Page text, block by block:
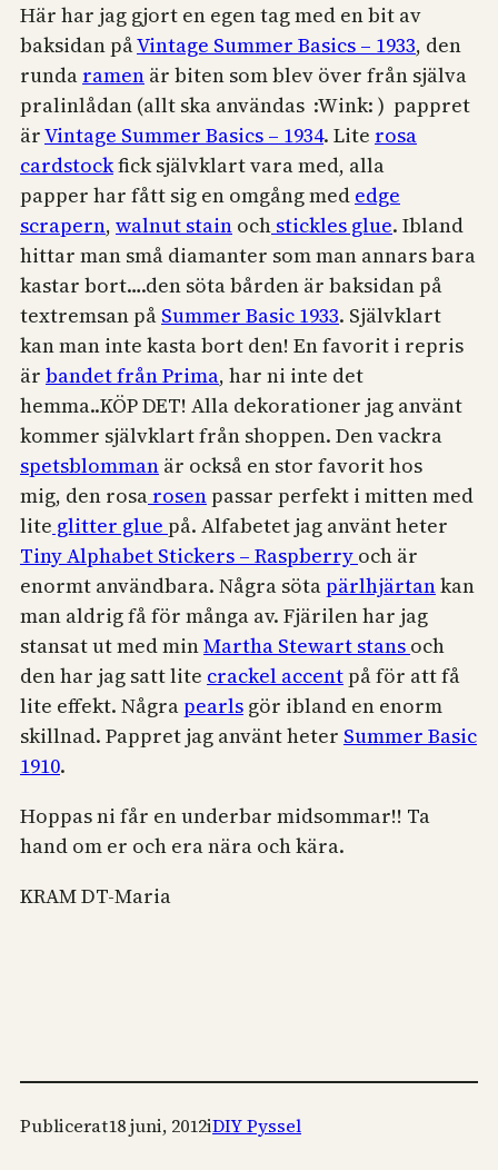
Här har jag gjort en egen tag med en bit av
baksidan påVintage Summer Basics – 1933, den
runda ramen är biten som blev över från själva
pralinlådan (allt ska användas :Wink: ) pappret
ärVintage Summer Basics – 1934. Lite rosa
cardstockfick självklart vara med, alla
papper har fått sig en omgång med edge
scrapern, walnut stain och stickles glue. Ibland
hittar man små diamanter som man annars bara
kastar bort….den söta bården är baksidan på
textremsan på Summer Basic 1933. Självklart
kan man inte kasta bort den! En favorit i repris
är bandet från Prima, har ni inte det
hemma..KÖP DET! Alla dekorationer jag använt
kommer självklart från shoppen. Den vackra
spetsblomman är också en stor favorit hos
mig, den rosa rosen passar perfekt i mitten med
lite glitter glue på. Alfabetet jag använt heter
Tiny Alphabet Stickers – Raspberry och är
enormt användbara. Några sötapärlhjärtankan
man aldrig få för många av. Fjärilen har jag
stansat ut med minMartha Stewart stans och
den har jag satt lite crackel accent på för att få
lite effekt. Någrapearls gör ibland en enorm
skillnad. Pappret jag använt heter Summer Basic
1910.
Hoppas ni får en underbar midsommar!! Ta
hand om er och era nära och kära.
KRAM DT-Maria
Publicerat18 juni, 2012iDIY Pyssel